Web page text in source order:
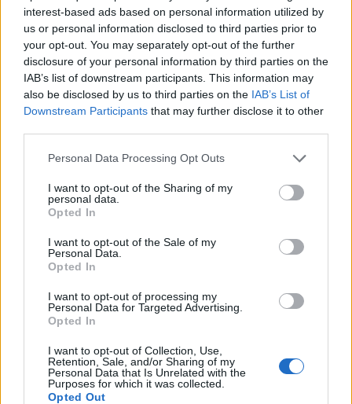
interest-based ads based on personal information utilized by
us or personal information disclosed to third parties prior to
your opt-out. You may separately opt-out of the further
disclosure of your personal information by third parties on the
IAB’s list of downstream participants. This information may
also be disclosed by us to third parties on the IAB’s List of
Downstream Participants that may further disclose it to other
Personal Data Processing Opt Outs
I want to opt-out of the Sharing of my
personal data.
Opted In
I want to opt-out of the Sale of my
Personal Data.
Opted In
I want to opt-out of processing my
Personal Data for Targeted Advertising.
Opted In
I want to opt-out of Collection, Use,
Retention, Sale, and/or Sharing of my
Personal Data that Is Unrelated with the
Purposes for which it was collected.
Opted Out
00:00 01:16